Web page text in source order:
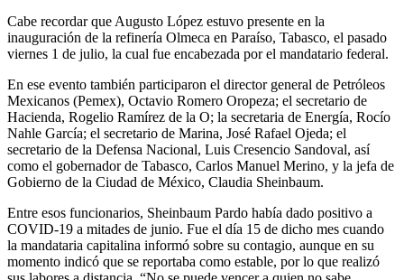
Cabe recordar que Augusto López estuvo presente en la
inauguración de la refinería Olmeca en Paraíso, Tabasco, el pasado
viernes 1 de julio, la cual fue encabezada por el mandatario federal.
En ese evento también participaron el director general de Petróleos
Mexicanos (Pemex), Octavio Romero Oropeza; el secretario de
Hacienda, Rogelio Ramírez de la O; la secretaria de Energía, Rocío
Nahle García; el secretario de Marina, José Rafael Ojeda; el
secretario de la Defensa Nacional, Luis Cresencio Sandoval, así
como el gobernador de Tabasco, Carlos Manuel Merino, y la jefa de
Gobierno de la Ciudad de México, Claudia Sheinbaum.
Entre esos funcionarios, Sheinbaum Pardo había dado positivo a
COVID-19 a mitades de junio. Fue el día 15 de dicho mes cuando
la mandataria capitalina informó sobre su contagio, aunque en su
momento indicó que se reportaba como estable, por lo que realizó